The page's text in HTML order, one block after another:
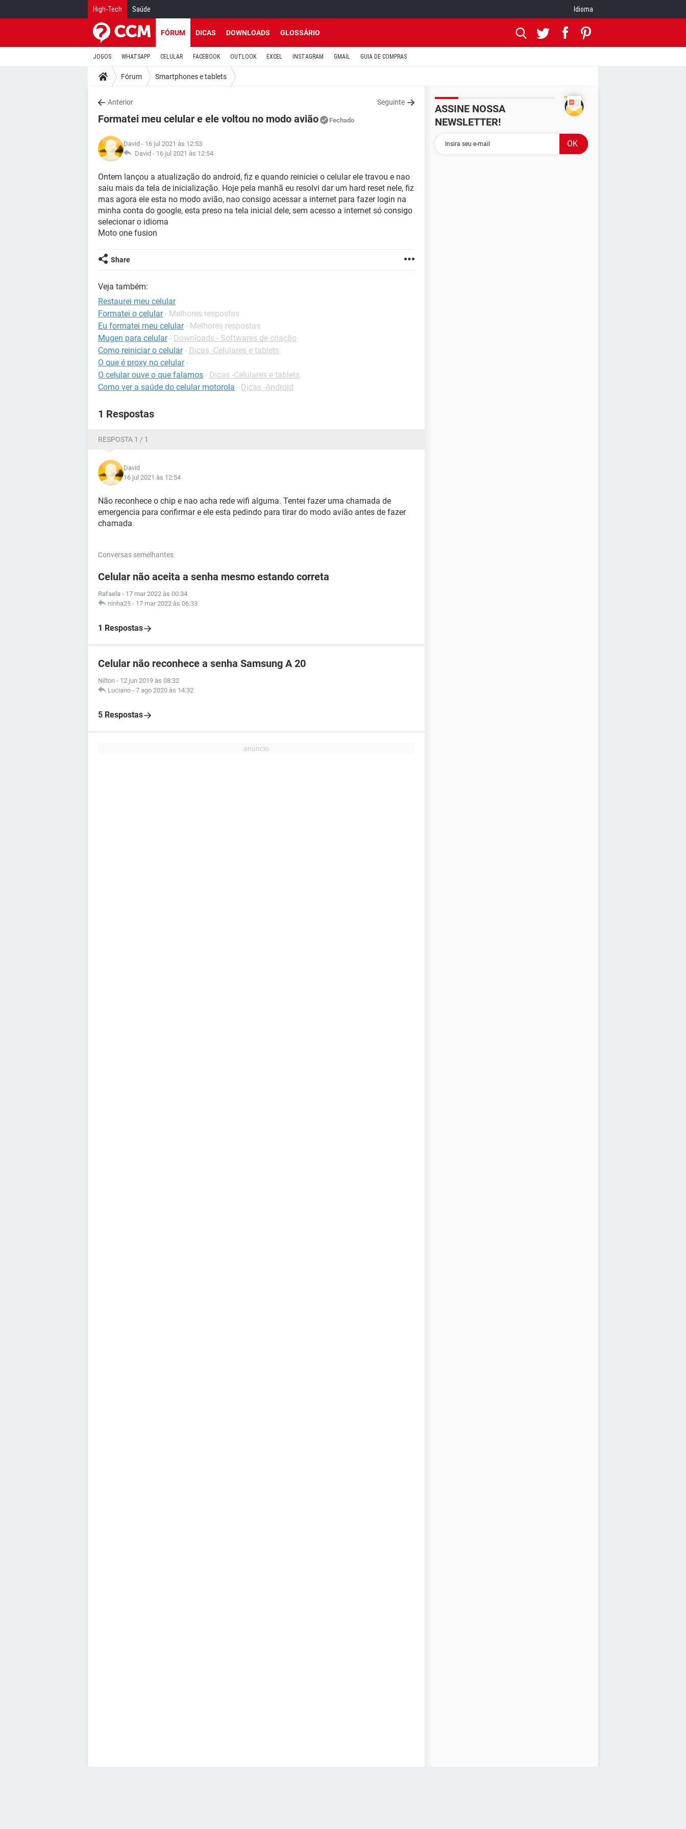
High-Tech Saúde Idioma
FÓRUM DICAS DOWNLOADS GLOSSÁRIO
JOGOS WHATSAPP CELULAR FACEBOOK OUTLOOK EXCEL INSTAGRAM GMAIL GUIA DE COMPRAS
Fórum Smartphones e tablets
Anterior Seguinte
Formatei meu celular e ele voltou no modo avião Fechado
David - 16 jul 2021 às 12:53
David - 16 jul 2021 às 12:54
Ontem lançou a atualização do android, fiz e quando reiniciei o celular ele travou e nao
saiu mais da tela de inicialização. Hoje pela manhã eu resolvi dar um hard reset nele, fiz
mas agora ele esta no modo avião, nao consigo acessar a internet para fazer login na
minha conta do google, esta preso na tela inicial dele, sem acesso a internet só consigo
selecionar o idioma
Moto one fusion
Share
Veja também:
Restaurei meu celular
Formatei o celular - Melhores respostas
Eu formatei meu celular - Melhores respostas
Mugen para celular - Downloads - Softwares de criação
Como reiniciar o celular - Dicas -Celulares e tablets
O que é proxy no celular -
O celular ouve o que falamos - Dicas -Celulares e tablets
Como ver a saúde do celular motorola - Dicas -Android
1 Respostas
RESPOSTA 1 / 1
David
16 jul 2021 às 12:54
Não reconhece o chip e nao acha rede wifi alguma. Tentei fazer uma chamada de
emergencia para confirmar e ele esta pedindo para tirar do modo avião antes de fazer
chamada
Conversas semelhantes
Celular não aceita a senha mesmo estando correta
Rafaela - 17 mar 2022 às 00:34
ninha25 - 17 mar 2022 às 06:33
1 Respostas
Celular não reconhece a senha Samsung A 20
Nilton - 12 jun 2019 às 08:32
Luciano - 7 ago 2020 às 14:32
5 Respostas
ASSINE NOSSA
NEWSLETTER!